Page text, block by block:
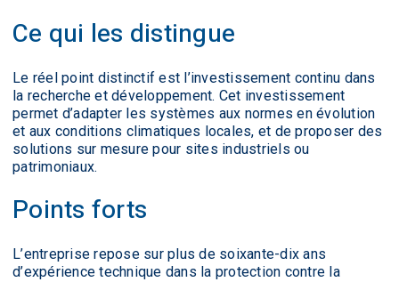
Ce qui les distingue
Le réel point distinctif est l’investissement continu dans
la recherche et développement. Cet investissement
permet d’adapter les systèmes aux normes en évolution
et aux conditions climatiques locales, et de proposer des
solutions sur mesure pour sites industriels ou
patrimoniaux.
Points forts
L’entreprise repose sur plus de soixante-dix ans
d’expérience technique dans la protection contre la